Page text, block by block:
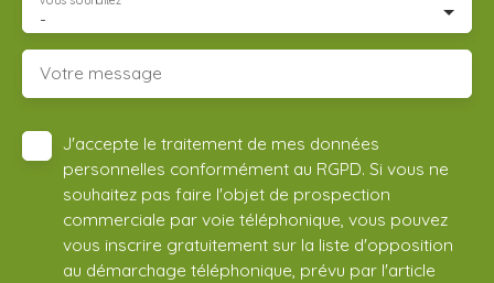
-
Votre message
J'accepte le traitement de mes données
personnelles conformément au RGPD. Si vous ne
souhaitez pas faire l'objet de prospection
commerciale par voie téléphonique, vous pouvez
vous inscrire gratuitement sur la liste d'opposition
au démarchage téléphonique, prévu par l'article